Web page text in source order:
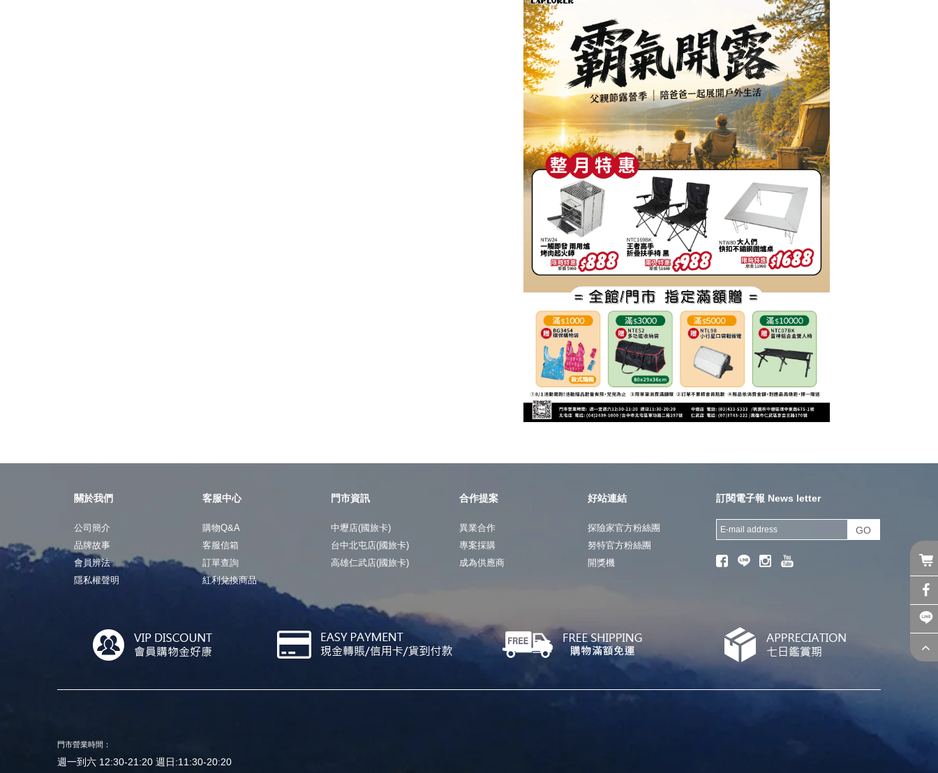
關於我們
公司簡介
品牌故事
會員辨法
隱私權聲明
客服中心
購物Q&A
客服信箱
訂單查詢
紅利兌換商品
門市資訊
中壢店(國旅卡)
台中北屯店(國旅卡)
高雄仁武店(國旅卡)
合作提案
異業合作
專案採購
成為供應商
好站連結
探險家官方粉絲團
努特官方粉絲團
開獎機
訂閱電子報 News letter
GO
門市營業時間：
週一到六 12:30-21:20 週日:11:30-20:20